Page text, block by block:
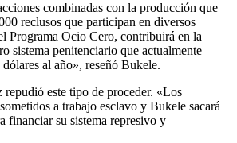
combinadas con la producción que
reclusos que participan en diversos
Programa Ocio Cero, contribuirá en la
sistema penitenciario que actualmente
al año», reseñó Bukele.
este tipo de proceder. «Los
a trabajo esclavo y Bukele sacará
financiar su sistema represivo y